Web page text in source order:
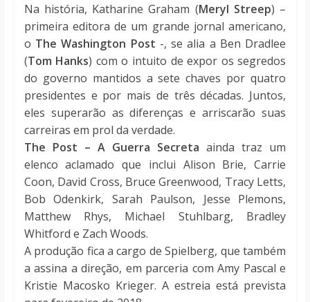
Na história, Katharine Graham (Meryl Streep) –
primeira editora de um grande jornal americano,
o The Washington Post -, se alia a Ben Dradlee
(Tom Hanks) com o intuito de expor os segredos
do governo mantidos a sete chaves por quatro
presidentes e por mais de três décadas. Juntos,
eles superarão as diferenças e arriscarão suas
carreiras em prol da verdade.
The Post – A Guerra Secreta ainda traz um
elenco aclamado que inclui Alison Brie, Carrie
Coon, David Cross, Bruce Greenwood, Tracy Letts,
Bob Odenkirk, Sarah Paulson, Jesse Plemons,
Matthew Rhys, Michael Stuhlbarg, Bradley
Whitford e Zach Woods.
A produção fica a cargo de Spielberg, que também
a assina a direção, em parceria com Amy Pascal e
Kristie Macosko Krieger. A estreia está prevista